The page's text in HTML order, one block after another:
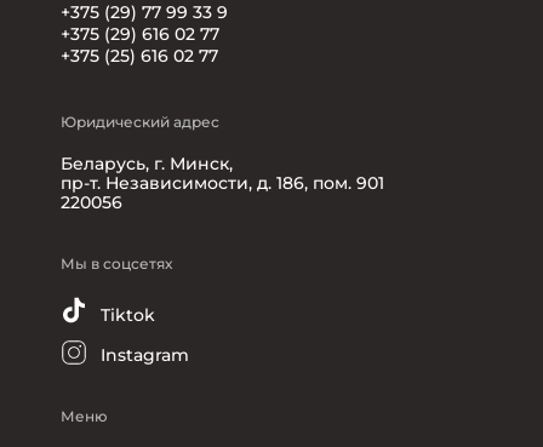
+375 (29) 77 99 33 9
+375 (29) 616 02 77
+375 (25) 616 02 77
Юридический адрес
Беларусь, г. Минск,
пр-т. Независимости, д. 186, пом. 901
220056
Мы в соцсетях
Tiktok
Instagram
Меню